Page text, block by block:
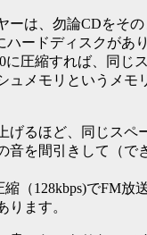
ーは、勿論CDをそ
ハードディスクがあ
に圧縮すれば、同じ
ュメモリというメモ
げるほど、同じス
音を間引きして（
縮（128kbps)でFM
ります。